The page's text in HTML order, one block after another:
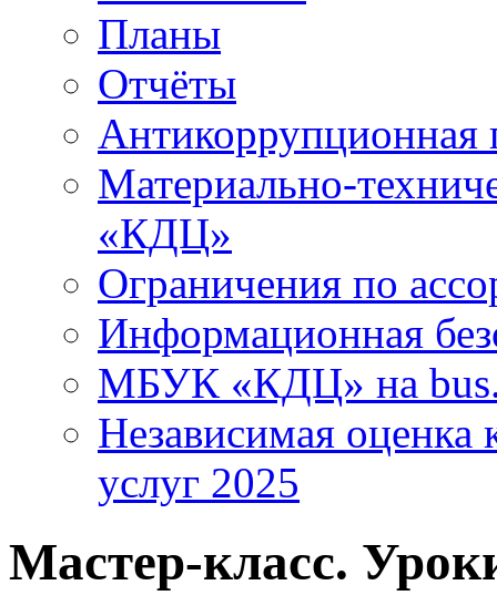
Планы
Отчёты
Антикоррупционная
Материально-
«КДЦ»
Ограничения по
Информационная
МБУК «КДЦ» на
Независимая оценка
услуг 2025
Мастер-класс.